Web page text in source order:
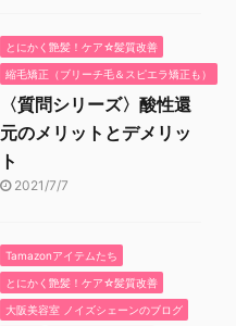
とにかく艶髪！ケア☆髪質改善
縮毛矯正（ブリーチ毛＆スピエラ矯正も）
〈質問シリーズ〉酸性還
元のメリットとデメリッ
ト
2021/7/7
Tamazonアイテムたち
とにかく艶髪！ケア☆髪質改善
大阪美容室 ノイズシェーンのブログ